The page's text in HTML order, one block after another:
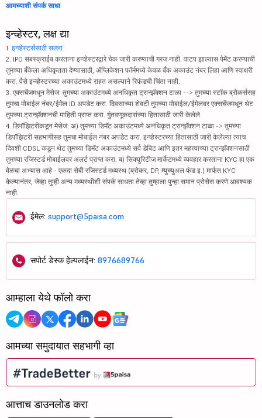
आमच्याशी संपर्क साधा
इन्व्हेस्टर, लक्ष द्या
1. इन्व्हेस्टर्ससाठी सल्ला
2. IPO सबस्क्राईब करताना इन्व्हेस्टरद्वारे चेक जारी करण्याची गरज नाही. वाटप झाल्यास पेमेंट करण्याची
तुमच्या बँकेला अधिकृतता देण्यासाठी, ॲप्लिकेशन फॉर्ममध्ये केवळ बँक अकाउंट नंबर लिहा आणि स्वाक्षरी
करा. पैसे इन्व्हेस्टरच्या अकाउंटमध्ये राहत असल्याने रिफंडची चिंता नाही.
3. एक्सचेंजमधून मेसेज: तुमच्या अकाउंटमध्ये अनधिकृत ट्रान्झॅक्शन टाळा --> तुमच्या स्टॉक ब्रोकर्ससह
तुमचा मोबाईल नंबर/ईमेल ID अपडेट करा. दिवसाच्या शेवटी तुमच्या मोबाईल/ईमेलवर एक्सचेंजमधून थेट
तुमच्या ट्रान्झॅक्शनची माहिती प्राप्त करा. गुंतवणूकदारांच्या हितासाठी जारी केलेले.
4. डिपॉझिटरीकडून मेसेज: अ) तुमच्या डिमॅट अकाउंटमध्ये अनधिकृत ट्रान्झॅक्शन टाळा -> तुमच्या
डिपॉझिटरी सहभागीसह तुमचा मोबाईल नंबर अपडेट करा. इन्व्हेस्टरच्या हितासाठी जारी केलेल्या त्याच
दिवशी CDSL कडून थेट तुमच्या डिमॅट अकाउंटमध्ये सर्व डेबिट आणि इतर महत्त्वाच्या ट्रान्झॅक्शनसाठी
तुमच्या रजिस्टर्ड मोबाईलवर अलर्ट प्राप्त करा. ब) सिक्युरिटीज मार्केटमध्ये व्यवहार करताना KYC हा एक
वेळचा अभ्यास आहे - एकदा सेबी रजिस्टर्ड मध्यस्थ (ब्रोकर, DP, म्युच्युअल फंड इ.) मार्फत KYC
केल्यानंतर, जेव्हा तुम्ही अन्य मध्यस्थीशी संपर्क साधता तेव्हा तुम्हाला पुन्हा समान प्रोसेस करणे आवश्यक
नाही.
ईमेल: support@5paisa.com
सपोर्ट डेस्क हेल्पलाईन: 8976689766
आम्हाला येथे फॉलो करा
आमच्या समुदायात सहभागी व्हा
आत्ताच डाउनलोड करा